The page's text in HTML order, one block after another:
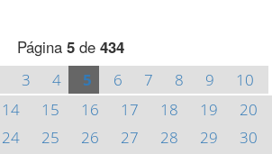
Página 5de 434
3 4 5 6 7 8 9
10
14 15 16 17 18 19
20
24 25 26 27 28 29
30